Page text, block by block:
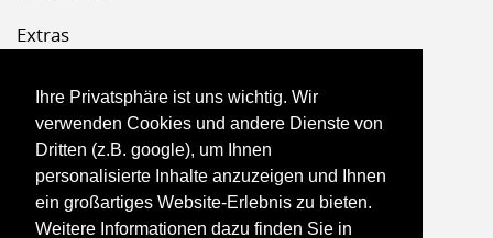
Ihre Privatsphäre ist uns wichtig. Wir
verwenden Cookies und andere Dienste von
Dritten (z.B. google), um Ihnen
personalisierte Inhalte anzuzeigen und Ihnen
ein großartiges Website-Erlebnis zu bieten.
Weitere Informationen dazu finden Sie in
Extras
Geschenkgutscheine
Angebote
Konto
Konto
Auftragsverlauf